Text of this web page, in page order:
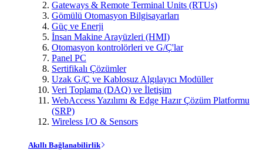
Gateways & Remote Terminal Units (RTUs)
Gömülü Otomasyon Bilgisayarları
Güç ve Enerji
İnsan Makine Arayüzleri (HMI)
Otomasyon kontrolörleri ve G/Ç'lar
Panel PC
Sertifikalı Çözümler
Uzak G/Ç ve Kablosuz Algılayıcı Modüller
Veri Toplama (DAQ) ve İletişim
WebAccess Yazılımı & Edge Hazır Çözüm Platformu
(SRP)
Wireless I/O & Sensors
Akıllı Bağlanabilirlik